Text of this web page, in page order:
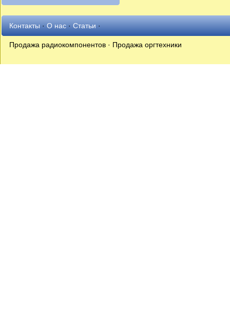
Контакты·О нас·Статьи·
Продажа радиокомпонентов · Продажа оргтехники